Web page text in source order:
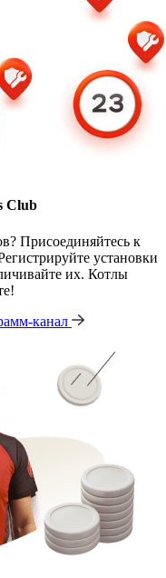
Club
Присоединяйтесь к
установки
их. Котлы
канал